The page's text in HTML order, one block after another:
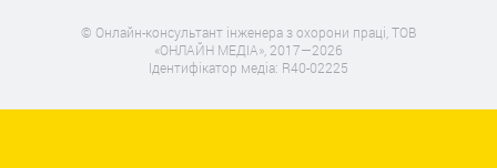
© Онлайн-консультант інженера з охорони праці, ТОВ
«ОНЛАЙН МЕДІА», 2017—2026
Ідентифікатор медіа: R40-02225